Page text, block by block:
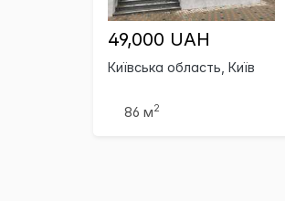
49,000 UAH
Київська область, Київ
86 м2